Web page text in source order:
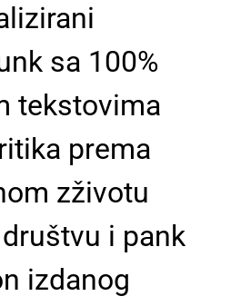
sa 100%
tekstovima
prema
zživotu
i pank
izdanog